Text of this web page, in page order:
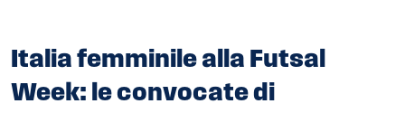
Italia femminile alla Futsal
Week: le convocate di